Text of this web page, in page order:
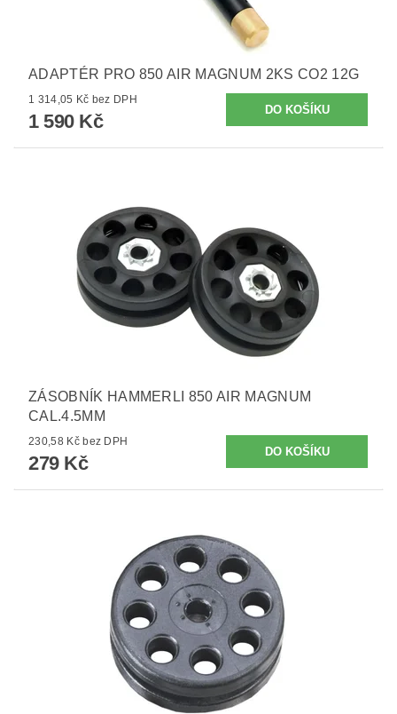
ADAPTÉR PRO 850 AIR MAGNUM 2KS CO2 12G
1 314,05 Kč bez DPH
1 590 Kč
ZÁSOBNÍK HAMMERLI 850 AIR MAGNUM
CAL.4.5MM
230,58 Kč bez DPH
279 Kč